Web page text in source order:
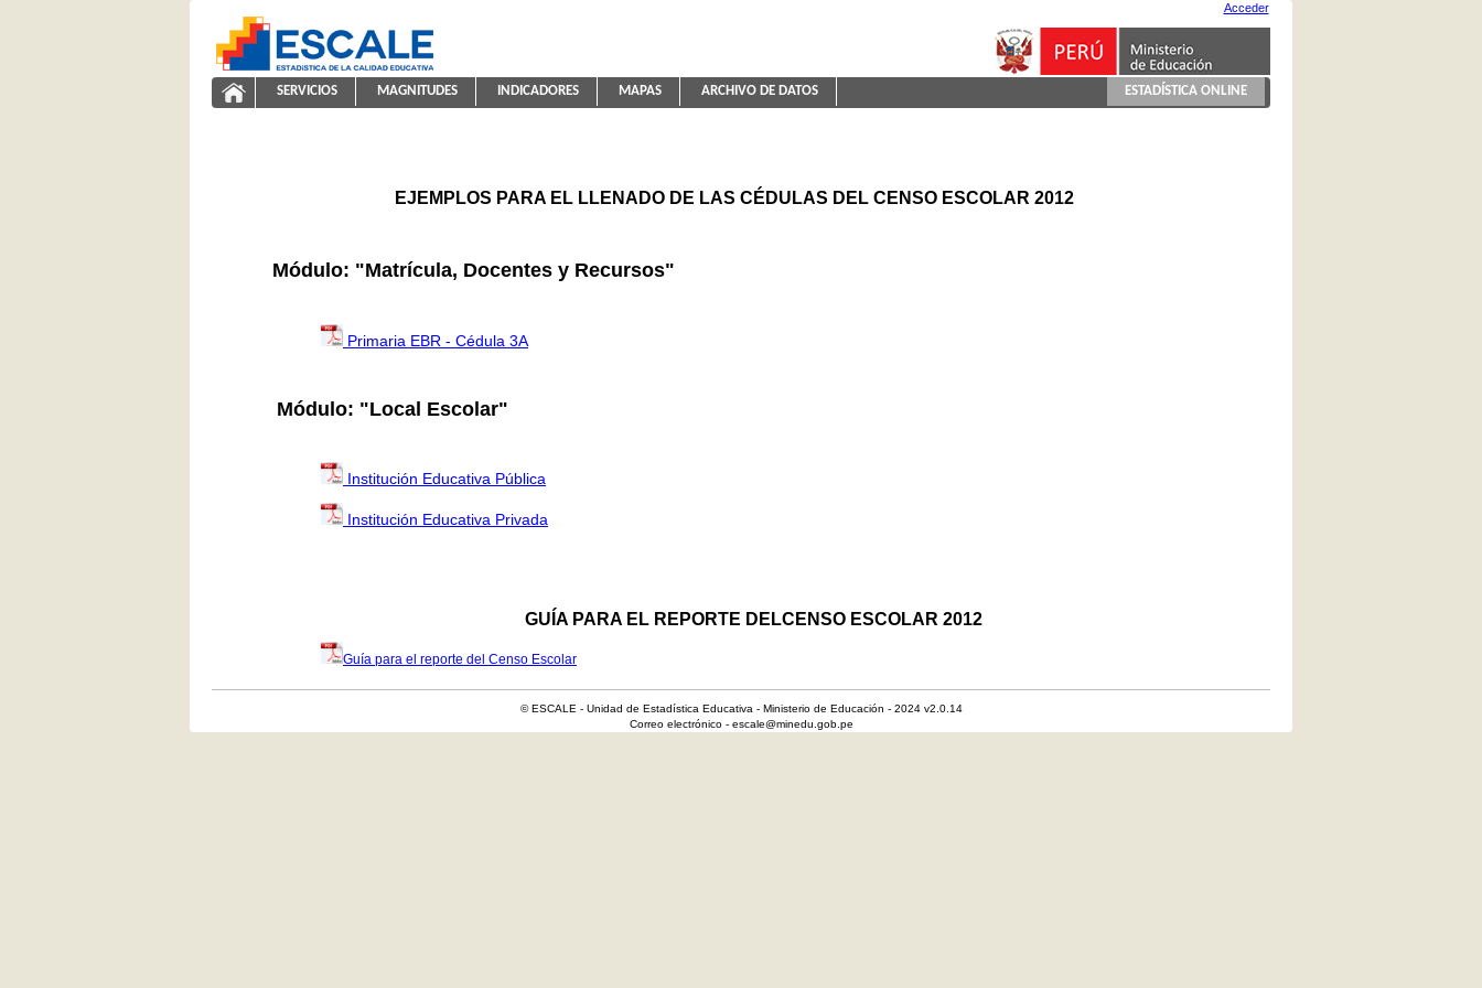
ESCALE - Unidad de Estadística Educativa
ayuda2011
Acceder
NAVEGACIÓN
SERVICIOS MAGNITUDES INDICADORES MAPAS ARCHIVO DE DATOS ESTADÍSTICA ONLINE
EJEMPLOS PARA EL LLENADO DE LAS CÉDULAS DEL CENSO ESCOLAR 2012
Módulo: "Matrícula, Docentes y Recursos"
Primaria EBR - Cédula 3A
Módulo: "Local Escolar"
Institución Educativa Pública
Institución Educativa Privada
GUÍA PARA EL REPORTE DELCENSO ESCOLAR 2012
Guía para el reporte del Censo Escolar
© ESCALE - Unidad de Estadística Educativa - Ministerio de Educación - 2024 v2.0.14
Correo electrónico - escale@minedu.gob.pe